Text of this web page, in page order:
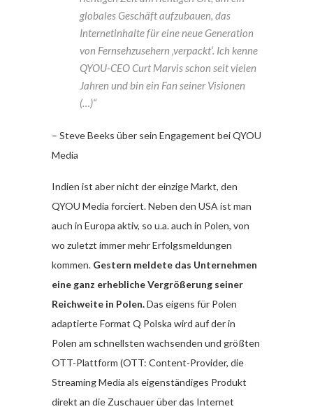
globales Geschäft aufzubauen, das
Internetinhalte für eine neue Generation
von Fernsehzusehern ‚verpackt‘. Ich kenne
QYOU-CEO Curt Marvis schon seit vielen
Jahren und bin ein Fan seiner Visionen
(…)“
– Steve Beeks über sein Engagement bei QYOU
Media
Indien ist aber nicht der einzige Markt, den
QYOU Media forciert. Neben den USA ist man
auch in Europa aktiv, so u.a. auch in Polen, von
wo zuletzt immer mehr Erfolgsmeldungen
kommen. Gestern meldete das Unternehmen
eine ganz erhebliche Vergrößerung seiner
Reichweite in Polen.Das eigens für Polen
adaptierte Format Q Polska wird auf der in
Polen am schnellsten wachsenden und größten
OTT-Plattform (OTT: Content-Provider, die
Streaming Media als eigenständiges Produkt
direkt an die Zuschauer über das Internet